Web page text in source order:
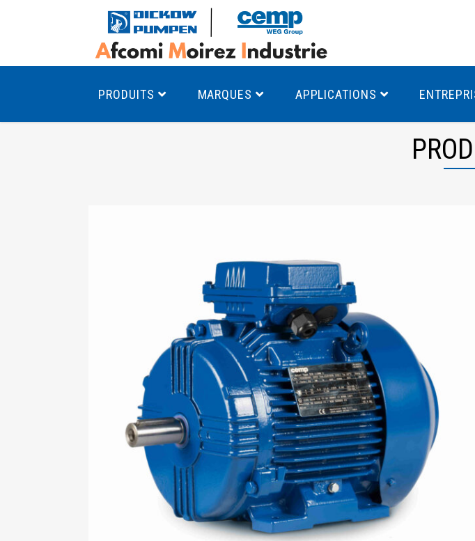
PRODUITS
Moteurs Antidéflagrants ÉCO T4
Moteurs Antidéflagrants ÉCO T3
Moteurs standards (non
Antidéflagrants)
Moteurs Antidéflagrants NEMA
(Normes Américaines)
MARQUES APPLICATIONS